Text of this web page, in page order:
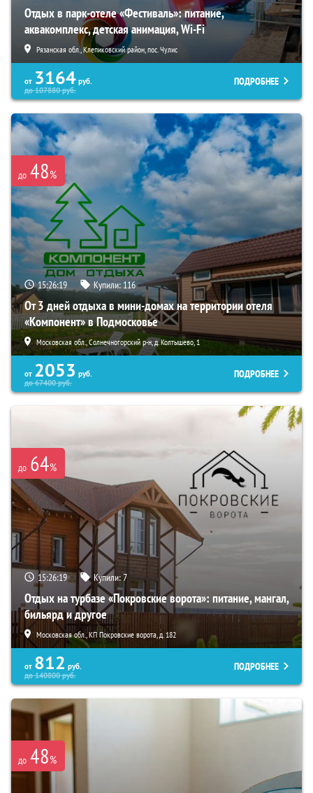
Отдых в парк-отеле «Фестиваль»: питание,
аквакомплекс, детская анимация, Wi-Fi
Рязанская обл., Клепиковский район, пос. Чулис
от 3164 руб.
до107880руб.
ПОДРОБНЕЕ
до 48%
15:26:18 Купили: 116
От 3 дней отдыха в мини-домах на территории отеля
«Компонент» в Подмосковье
Московская обл., Солнечногорский р-н, д. Колтышево, 1
от 2053 руб.
до67400руб.
ПОДРОБНЕЕ
до 64%
15:26:18 Купили:7
Отдых на турбазе «Покровские ворота»: питание, мангал,
бильярд и другое
Московская обл., КП Покровские ворота, д. 182
от 812 руб.
до140800руб.
ПОДРОБНЕЕ
до 48%